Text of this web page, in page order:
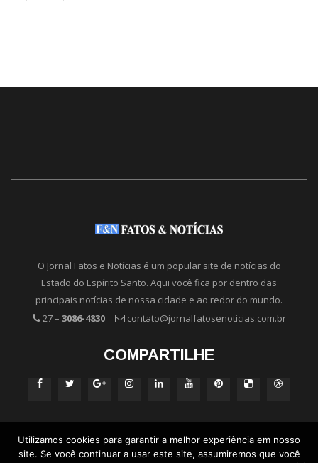
O Jornal Fatos e Notícias é um popular site de notícias do
Estado do Espírito Santo. Aqui você fica por dentro das
principais notícias de nossa cidade e ao redor do mundo.
27 – 3086-4830 contato@jornalfatosenoticias.com.br
COMPARTILHE
Utilizamos cookies para garantir a melhor experiência em nosso
site. Se você continuar a usar este site, assumiremos que você